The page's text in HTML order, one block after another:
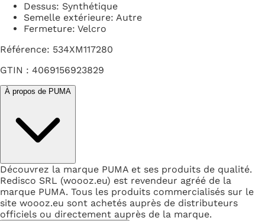
Dessus: Synthétique
Semelle extérieure: Autre
Fermeture: Velcro
Référence: 534XM117280
GTIN : 4069156923829
À propos de PUMA
Découvrez la marque PUMA et ses produits de qualité.
Redisco SRL (woooz.eu) est revendeur agréé de la
marque PUMA. Tous les produits commercialisés sur le
site woooz.eu sont achetés auprès de distributeurs
officiels ou directement auprès de la marque.